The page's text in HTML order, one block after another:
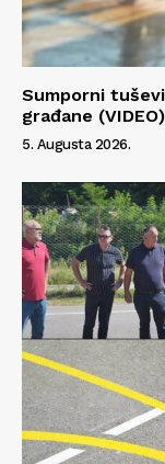
Sumporni
građane (VIDEO)
5. Augusta 2026.